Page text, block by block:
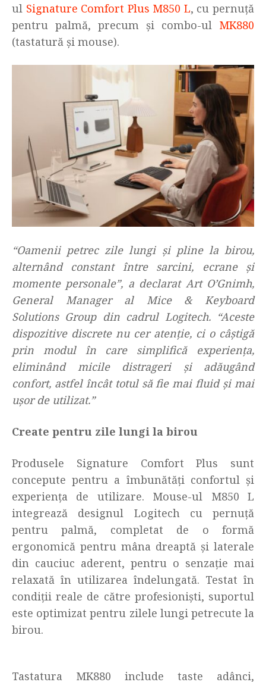
ul Signature Comfort Plus M850 L, cu pernuță
pentru palmă, precum și combo-ul MK880
(tastatură și mouse).
“Oamenii petrec zile lungi și pline la birou,
alternând constant între sarcini, ecrane și
momente personale”, a declarat Art O’Gnimh,
General Manager al Mice & Keyboard
Solutions Group din cadrul Logitech. “Aceste
dispozitive discrete nu cer atenție, ci o câștigă
prin modul în care simplifică experiența,
eliminând micile distrageri și adăugând
confort, astfel încât totul să fie mai fluid și mai
ușor de utilizat.”
Create pentru zile lungi la birou
Produsele Signature Comfort Plus sunt
concepute pentru a îmbunătăți confortul și
experiența de utilizare. Mouse-ul M850 L
integrează designul Logitech cu pernuță
pentru palmă, completat de o formă
ergonomică pentru mâna dreaptă și laterale
din cauciuc aderent, pentru o senzație mai
relaxată în utilizarea îndelungată. Testat în
condiții reale de către profesioniști, suportul
este optimizat pentru zilele lungi petrecute la
birou.
Tastatura MK880 include taste adânci,